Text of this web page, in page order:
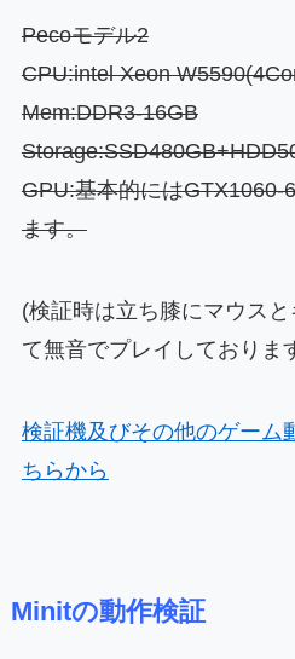
Pecoモデル2
CPU:intel Xeon
Mem:DDR3-16GB
GPU:基本的にはGTX1060-
ます。
(検証時は立ち膝にマウス
て無音でプレイしておりま
検証機及びその他のゲーム
ちらから
Minitの動作検証